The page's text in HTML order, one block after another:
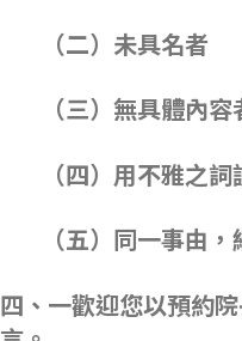
（二）未具名者
（三）無具體內容
（四）用不雅之詞
（五）同一事由，
四、一歡迎您以預約